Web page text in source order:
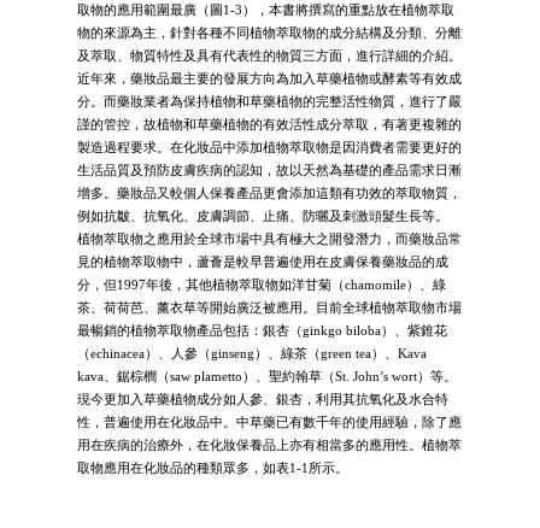
取物的應用範圍最廣（圖1-3），本書將撰寫的重點放在植物萃取
物的來源為主，針對各種不同植物萃取物的成分結構及分類、分離
及萃取、物質特性及具有代表性的物質三方面，進行詳細的介紹。
近年來，藥妝品最主要的發展方向為加入草藥植物或酵素等有效成
分。而藥妝業者為保持植物和草藥植物的完整活性物質，進行了嚴
謹的管控，故植物和草藥植物的有效活性成分萃取，有著更複雜的
製造過程要求。在化妝品中添加植物萃取物是因消費者需要更好的
生活品質及預防皮膚疾病的認知，故以天然為基礎的產品需求日漸
增多。藥妝品又較個人保養產品更會添加這類有功效的萃取物質，
例如抗皺、抗氧化、皮膚調節、止痛、防曬及刺激頭髮生長等。
植物萃取物之應用於全球市場中具有極大之開發潛力，而藥妝品常
見的植物萃取物中，蘆薈是較早普遍使用在皮膚保養藥妝品的成
分，但1997年後，其他植物萃取物如洋甘菊（chamomile）、綠
茶、荷荷芭、薰衣草等開始廣泛被應用。目前全球植物萃取物市場
最暢銷的植物萃取物產品包括：銀杏（ginkgo biloba）、紫錐花
（echinacea）、人參（ginseng）、綠茶（green tea）、Kava
kava、鋸棕櫚（saw plametto）、聖約翰草（St. John’s wort）等。
現今更加入草藥植物成分如人參、銀杏，利用其抗氧化及水合特
性，普遍使用在化妝品中。中草藥已有數千年的使用經驗，除了應
用在疾病的治療外，在化妝保養品上亦有相當多的應用性。植物萃
取物應用在化妝品的種類眾多，如表1-1所示。